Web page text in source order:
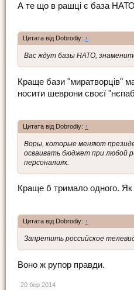
А те що в рашці є база
Цитата від Dobrodiy: ↑
Вас ждут базы НАТО,
Краще бази "миратворців"
носити шеврони своєї
Цитата від Dobrodiy: ↑
Воры, которые меняют
осваивать бюджет при любой
персоналиях.
Краще б тримало одного. Як
Цитата від Dobrodiy: ↑
Запретить российское
Воно ж рупор правди.
20 бер 2014